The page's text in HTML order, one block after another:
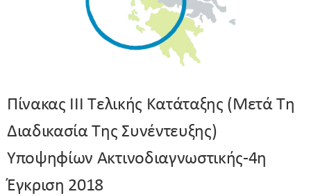
Πίνακας ΙΙΙ Τελικής Κατάταξης (μετά Τη
Διαδικασία Της Συνέντευξης)
Υποψηφίων Ακτινοδιαγνωστικής-4η
Έγκριση 2018